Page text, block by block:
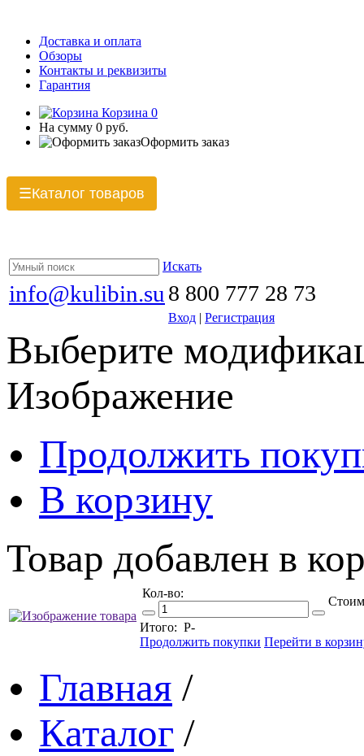
Доставка и оплата
Обзоры
Контакты и реквизиты
Гарантия
Корзина 0
На сумму 0 руб.
Оформить заказ
☰Каталог товаров
Искать
info@kulibin.su 8 800 777 28 73
Вход | Регистрация
Выберите
Изображение
Продолжить
В корзину
Товар добавлен в
Кол-во:
Итого: Р-
Продолжить покупки Перейти в
Главная /
Каталог /